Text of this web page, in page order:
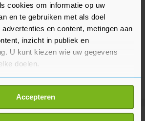
cookies om informatie op uw
en te gebruiken met als doel
en content, metingen aan
inzicht in publiek en
U kunt kiezen wie uw gegevens
doelen.
we ook graag:
over uw geografische
paar meter nauwkeurig kan zijn
Accepteren